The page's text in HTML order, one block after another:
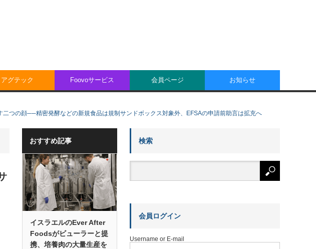
アグテック Foovoサービス 会員ページ お知らせ
二つの顔──精密発酵などの新規食品は規制サンドボックス対象外、EFSAの申請前助言は拡充へ
おすすめ記事
イスラエルのEver After
Foodsがビューラーと提
携、培養肉の大量生産を
検索
会員ログイン
Username or E-mail